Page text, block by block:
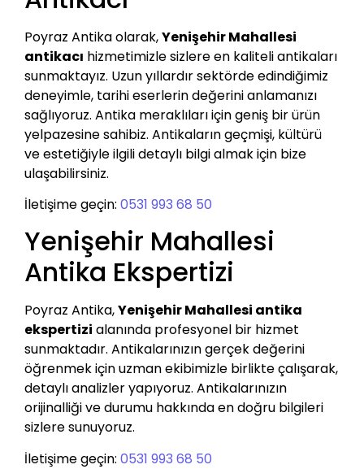
Poyraz Antika olarak,Yenişehir Mahallesi
antikacı hizmetimizle sizlere en kaliteli antikaları
sunmaktayız. Uzun yıllardır sektörde edindiğimiz
deneyimle, tarihi eserlerin değerini anlamanızı
sağlıyoruz. Antika meraklıları için geniş bir ürün
yelpazesine sahibiz. Antikaların geçmişi, kültürü
ve estetiğiyle ilgili detaylı bilgi almak için bize
ulaşabilirsiniz.
İletişime geçin: 0531 993 68 50
Yenişehir Mahallesi
Antika Ekspertizi
Poyraz Antika,Yenişehir Mahallesi antika
ekspertizi alanında profesyonel bir hizmet
sunmaktadır. Antikalarınızın gerçek değerini
öğrenmek için uzman ekibimizle birlikte çalışarak,
detaylı analizler yapıyoruz. Antikalarınızın
orijinalliği ve durumu hakkında en doğru bilgileri
sizlere sunuyoruz.
İletişime geçin: 0531 993 68 50